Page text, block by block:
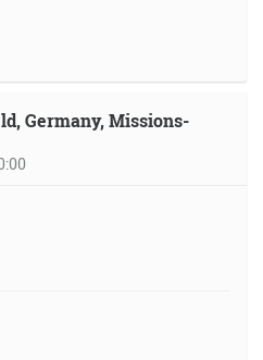
Germany, Missions-